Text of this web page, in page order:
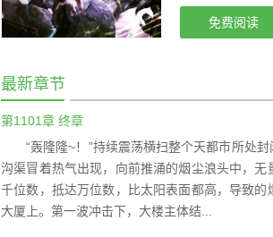
免费阅读
最新章节
第1101章 终章
“轰隆隆~！”持续震荡横扫整个天都市所处
沟渠冒着热气出现，向前推涌的烟尘浪头中，
千位数，抵达万位数，比太阳表面都高，导致
大厦上。第一波冲击下，大楼主体结...